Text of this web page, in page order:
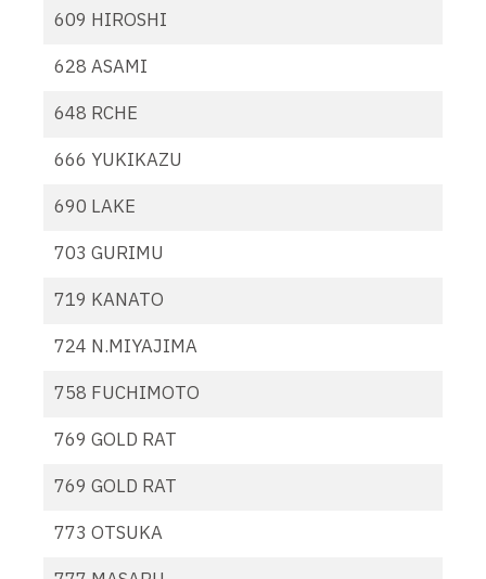
609 HIROSHI
628 ASAMI
648 RCHE
666 YUKIKAZU
690 LAKE
703 GURIMU
719 KANATO
724 N.MIYAJIMA
758 FUCHIMOTO
769 GOLD RAT
769 GOLD RAT
773 OTSUKA